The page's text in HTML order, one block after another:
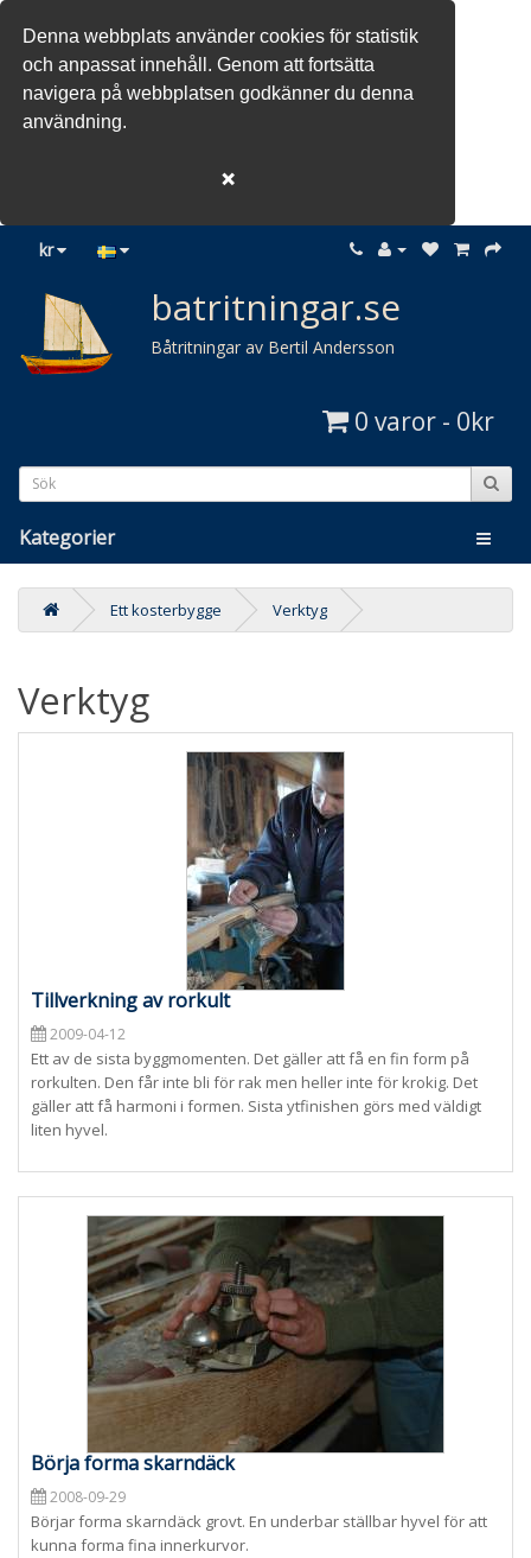
Denna webbplats använder cookies för statistik
och anpassat innehåll. Genom att fortsätta
navigera på webbplatsen godkänner du denna
användning.
❌
kr
batritningar.se
Båtritningar av Bertil Andersson
0 varor - 0kr
Kategorier
Ett kosterbygge Verktyg
Verktyg
Tillverkning av rorkult
2009-04-12
Ett av de sista byggmomenten. Det gäller att få en fin form på
rorkulten. Den får inte bli för rak men heller inte för krokig. Det
gäller att få harmoni i formen. Sista ytfinishen görs med väldigt
liten hyvel.
Börja forma skarndäck
2008-09-29
Börjar forma skarndäck grovt. En underbar ställbar hyvel för att
kunna forma fina innerkurvor.